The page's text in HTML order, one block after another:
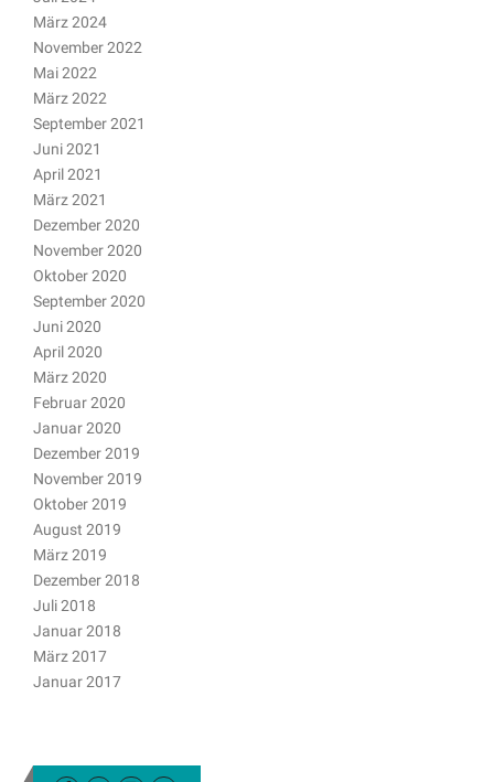
März 2024
November 2022
Mai 2022
März 2022
September 2021
Juni 2021
April 2021
März 2021
Dezember 2020
November 2020
Oktober 2020
September 2020
Juni 2020
April 2020
März 2020
Februar 2020
Januar 2020
Dezember 2019
November 2019
Oktober 2019
August 2019
März 2019
Dezember 2018
Juli 2018
Januar 2018
März 2017
Januar 2017